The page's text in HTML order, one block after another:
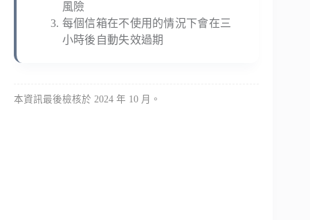
風險
每個信箱在不使用的情況下會在三
小時後自動失效過期
本資訊最後檢核於 2024 年 10 月。